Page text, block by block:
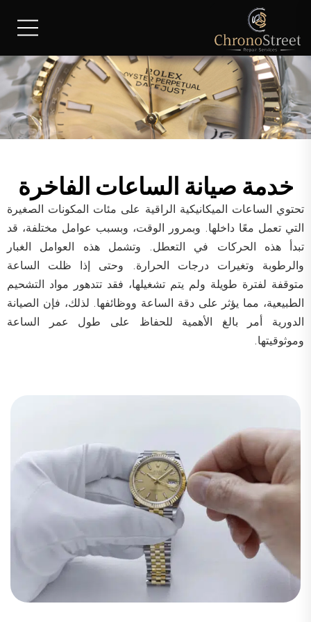
خدمة صيانة الساعات الفاخرة
تحتوي الساعات الميكانيكية الراقية على مئات المكونات الصغيرة
التي تعمل معًا داخلها. وبمرور الوقت، وبسبب عوامل مختلفة، قد
تبدأ هذه الحركات في التعطل. وتشمل هذه العوامل الغبار
والرطوبة وتغيرات درجات الحرارة. وحتى إذا ظلت الساعة
متوقفة لفترة طويلة ولم يتم تشغيلها، فقد تتدهور مواد التشحيم
الطبيعية، مما يؤثر على دقة الساعة ووظائفها. لذلك، فإن الصيانة
الدورية أمر بالغ الأهمية للحفاظ على طول عمر الساعة
وموثوقيتها.